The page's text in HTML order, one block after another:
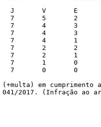
em cumprimento
041/2017. (Infração ao